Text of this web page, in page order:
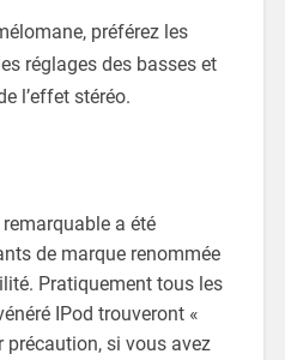
préférez les
réglages des basses et
l’effet stéréo.
a été
de marque renommée
Pratiquement tous les
IPod trouveront «
précaution, si vous avez